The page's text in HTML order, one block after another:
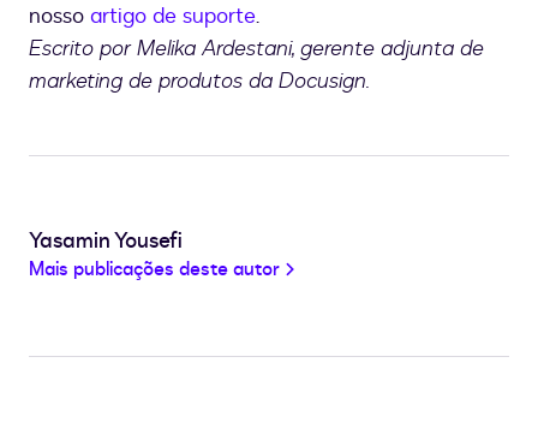
nosso artigo de suporte.
Escrito por Melika Ardestani, gerente adjunta de
marketing de produtos da Docusign.
Yasamin Yousefi
Mais publicações deste autor